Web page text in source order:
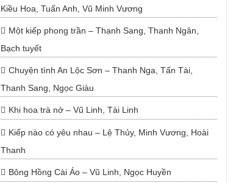
Kiều Hoa, Tuấn Anh, Vũ Minh Vương
Một kiếp phong trần – Thanh Sang, Thanh Ngân,
Bạch tuyết
Chuyện tình An Lộc Sơn – Thanh Nga, Tấn Tài,
Thanh Sang, Ngọc Giàu
Khi hoa trà nở – Vũ Linh, Tài Linh
Kiếp nào có yêu nhau – Lệ Thủy, Minh Vương, Hoài
Thanh
Bông Hồng Cài Áo – Vũ Linh, Ngọc Huyền